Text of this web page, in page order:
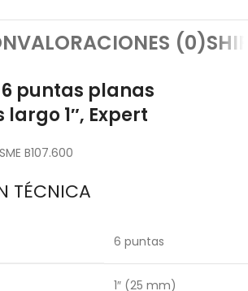
VALORACIONES (0)
puntas planas
1″, Expert
B107.600
TÉCNICA
6 puntas
1″ (25 mm)